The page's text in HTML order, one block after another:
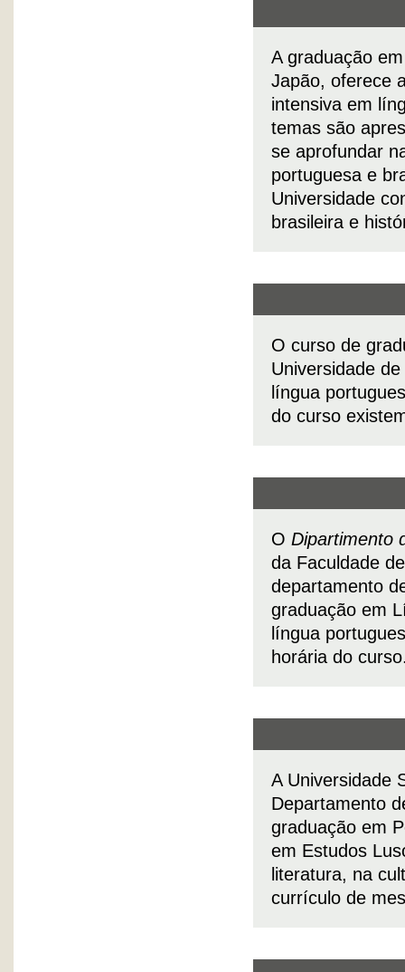
A graduação
Japão, oferece
intensiva em
temas são
se aprofundar
portuguesa e
Universidade
brasileira e
O curso de
Universidade
língua
do curso
O Dipartimento
da Faculdade
departamento
graduação em
língua
horária do
A Universidade
Departamento
graduação em
em Estudos
literatura, na
currículo de